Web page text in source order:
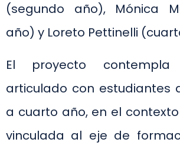
(segundo año), Mónica
año) y Loreto Pettinelli
El proyecto
articulado con estudiantes
a cuarto año, en el
vinculada al eje de